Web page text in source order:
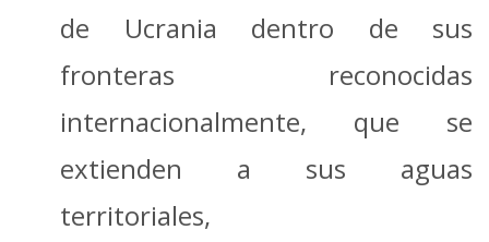
de Ucrania dentro de sus
fronteras reconocidas
internacionalmente, que se
extienden a sus aguas
territoriales,